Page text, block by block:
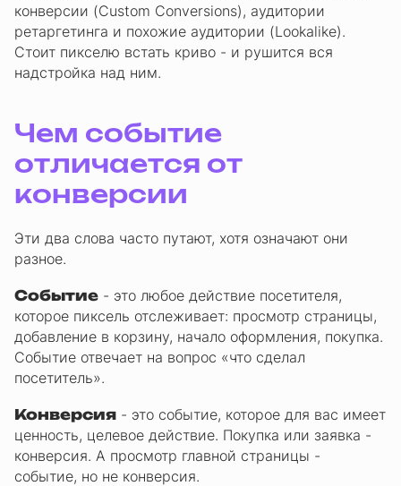
конверсии (Custom Conversions), аудитории
ретаргетинга и похожие аудитории (Lookalike).
Стоит пикселю встать криво - и рушится вся
надстройка над ним.
Чем событие
отличается от
конверсии
Эти два слова часто путают, хотя означают они
разное.
Событие - это любое действие посетителя,
которое пиксель отслеживает: просмотр страницы,
добавление в корзину, начало оформления, покупка.
Событие отвечает на вопрос «что сделал
посетитель».
Конверсия - это событие, которое для вас имеет
ценность, целевое действие. Покупка или заявка -
конверсия. А просмотр главной страницы -
событие, но не конверсия.